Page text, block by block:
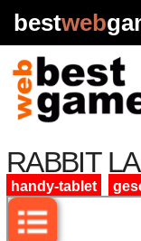
bestweb
RABBIT
handy-tablet